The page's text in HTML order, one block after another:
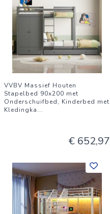
VVBV Massief Houten
Stapelbed 90x200 met
Onderschuifbed, Kinderbed met
Kledingka...
€ 652,97